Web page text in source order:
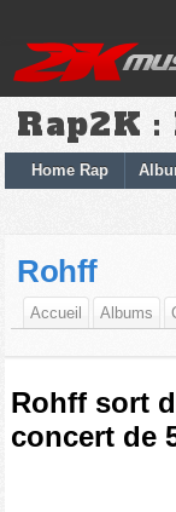
Rap2K :
Home Rap
Rohff
Accueil Albums
Rohff sort
concert de